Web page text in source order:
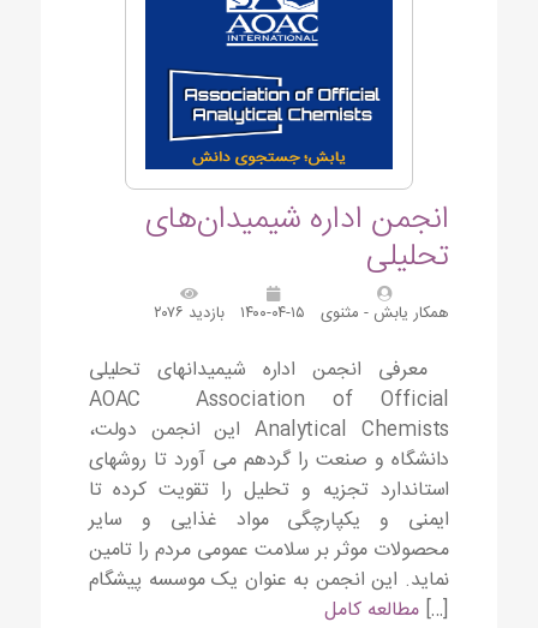
انجمن اداره شیمیدان‌های
تحلیلی
همکار یابش - مثنوی ۱۴۰۰-۰۴-۱۵ بازدید ۲۰۷۶
معرفی انجمن اداره شیمیدانهای تحلیلی
AOAC Association of Official
Analytical Chemists این انجمن دولت،
دانشگاه و صنعت را گردهم می آورد تا روشهای
استاندارد تجزیه و تحلیل را تقویت کرده تا
ایمنی و یکپارچگی مواد غذایی و سایر
محصولات موثر بر سلامت عمومی مردم را تامین
نماید. این انجمن به عنوان یک موسسه پیشگام
[…]مطالعه کامل